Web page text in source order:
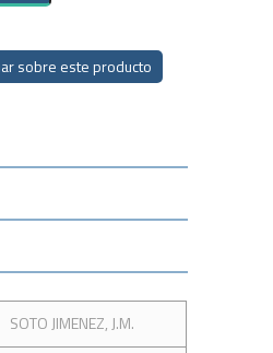
sobre este producto
SOTO JIMENEZ, J.M.